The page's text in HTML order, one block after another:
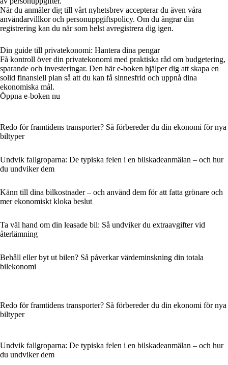
När du anmäler dig till vårt nyhetsbrev accepterar du även våra
användarvillkor och personuppgiftspolicy. Om du ångrar din
registrering kan du när som helst avregistrera dig igen.
Din guide till privatekonomi: Hantera dina pengar
Få kontroll över din privatekonomi med praktiska råd om budgetering,
sparande och investeringar. Den här e-boken hjälper dig att skapa en
solid finansiell plan så att du kan få sinnesfrid och uppnå dina
ekonomiska mål.
Öppna e-boken nu
Redo för framtidens transporter? Så förbereder du din ekonomi för nya
biltyper
Undvik fallgroparna: De typiska felen i en bilskadeanmälan – och hur
du undviker dem
Känn till dina bilkostnader – och använd dem för att fatta grönare och
mer ekonomiskt kloka beslut
Ta väl hand om din leasade bil: Så undviker du extraavgifter vid
återlämning
Behåll eller byt ut bilen? Så påverkar värdeminskning din totala
bilekonomi
Redo för framtidens transporter? Så förbereder du din ekonomi för nya
biltyper
Undvik fallgroparna: De typiska felen i en bilskadeanmälan – och hur
du undviker dem